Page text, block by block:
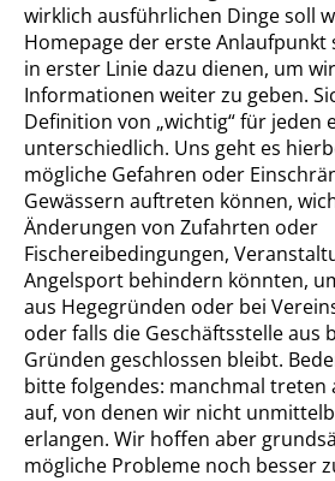
wirklich ausführlichen Dinge soll
Homepage der erste Anlaufpunkt
in erster Linie dazu dienen, um
Informationen weiter zu geben.
Definition von „wichtig“ für jeden
unterschiedlich. Uns geht es
mögliche Gefahren oder
Gewässern auftreten können,
Änderungen von Zufahrten oder
Fischereibedingungen,
Angelsport behindern könnten,
aus Hegegründen oder bei
oder falls die Geschäftsstelle aus
Gründen geschlossen bleibt.
bitte folgendes: manchmal treten
auf, von denen wir nicht
erlangen. Wir hoffen aber
mögliche Probleme noch besser